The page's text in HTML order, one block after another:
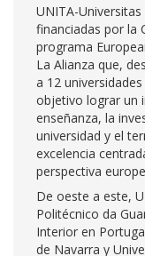
UNITA-
financiadas por la
programa
La Alianza que,
a 12
objetivo lograr un
enseñanza, la
universidad y el
excelencia
perspectiva
De oeste a este,
Politécnico da
Interior en
de Navarra y